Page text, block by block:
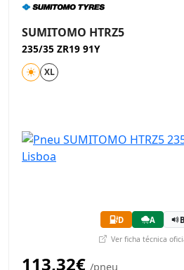
SUMITOMO HTRZ5
235/35 ZR19 91Y
XL
D A
Ver ficha técnica
113,32€ /pneu